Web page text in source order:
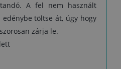
A fel nem használt
töltse át, úgy hogy
zárja le.